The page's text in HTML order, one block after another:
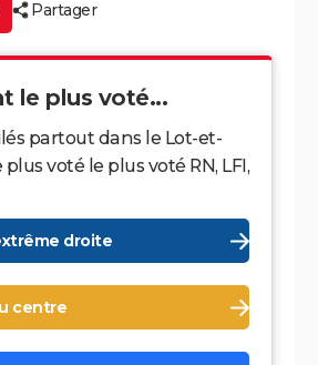
Partager
le plus voté...
partout dans le Lot-et-
voté le plus voté RN, LFI,
droite
centre